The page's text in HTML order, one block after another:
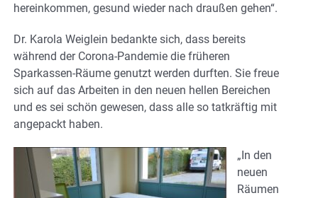
hereinkommen, gesund wieder nach draußen gehen“.
Dr. Karola Weiglein bedankte sich, dass bereits
während der Corona-Pandemie die früheren
Sparkassen-Räume genutzt werden durften. Sie freue
sich auf das Arbeiten in den neuen hellen Bereichen
und es sei schön gewesen, dass alle so tatkräftig mit
angepackt haben.
„In den
neuen
Räumen